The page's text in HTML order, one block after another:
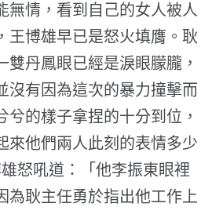
無情，看到自己的女人被人
王博雄早已是怒火填膺。耿
雙丹鳳眼已經是淚眼朦朧，
沒有因為這次的暴力撞擊而
兮的樣子拿捏的十分到位，
來他們兩人此刻的表情多少
怒吼道：「他李振東眼裡
為耿主任勇於指出他工作上